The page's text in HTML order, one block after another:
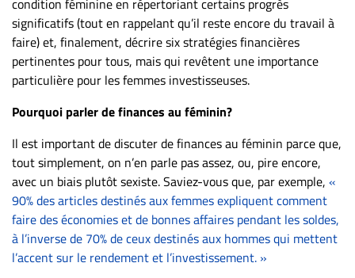
ET
ENTREPRISES
Espace
entreprises
Page
entreprises
Publier
un
emploi
Publicité
Solutions de
recrutements
significatifs (tout en rappelant qu’il reste encore du travail à
faire) et, finalement, décrire six stratégies financières
pertinentes pour tous, mais qui revêtent une importance
particulière pour les femmes investisseuses.
Pourquoi parler de finances au féminin?
Il est important de discuter de finances au féminin parce que,
tout simplement, on n’en parle pas assez, ou, pire encore,
avec un biais plutôt sexiste. Saviez-vous que, par exemple, «
90% des articles destinés aux femmes expliquent comment
faire des économies et de bonnes affaires pendant les soldes,
à l’inverse de 70% de ceux destinés aux hommes qui mettent
l’accent sur le rendement et l’investissement. »